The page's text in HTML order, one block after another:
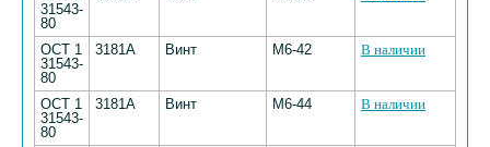
31543-
80
ОСТ 1
31543-
80
3181А Винт М6-42 В наличии
ОСТ 1
31543-
80
3181А Винт М6-44 В наличии